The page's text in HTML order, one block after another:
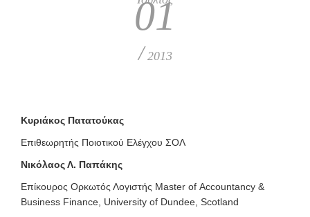
01
/2013
Κυριάκος Πατατούκας
Επιθεωρητής Ποιοτικού Ελέγχου ΣΟΛ
Νικόλαος Λ. Παπάκης
Επίκουρος Ορκωτός Λογιστής Μaster of Αccountancy &
Βusiness Finance, University of Dundee, Scotland